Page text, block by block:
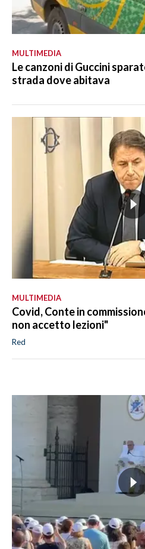
MULTIMEDIA
Le canzoni di Guccini
strada dove abitava
MULTIMEDIA
Covid, Conte in
non accetto lezioni"
Red